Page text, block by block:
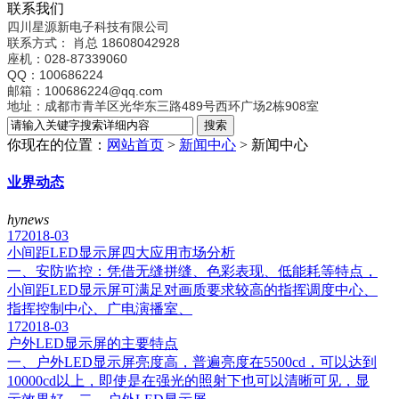
联系我们
四川星源新电子科技有限公司
联系方式：
肖总 18608042928
座机：028-87339060
QQ：100686224
邮箱：100686224@qq.com
地址：成都市青羊区光华东三路489号西环广场2栋908室
你现在的位置： 网站首页 > 新闻中心 > 新闻中心
业界动态
hynews
172018-03
小间距LED显示屏四大应用市场分析
一、安防监控：凭借无缝拼缝、色彩表现、低能耗等特点，
小间距LED显示屏可满足对画质要求较高的指挥调度中心、
指挥控制中心、广电演播室、
172018-03
户外LED显示屏的主要特点
一、户外LED显示屏亮度高，普遍亮度在5500cd，可以达到
10000cd以上，即使是在强光的照射下也可以清晰可见，显